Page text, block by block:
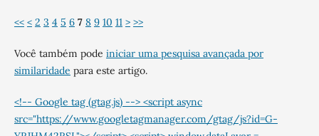
<< < 2 3 4 5 6 7 8 9 10 11 > >>
Você também pode iniciar uma pesquisa avançada por
similaridade para este artigo.
<!-- Google tag (gtag.js) --> <script async
src="https://www.googletagmanager.com/gtag/js?id=G-